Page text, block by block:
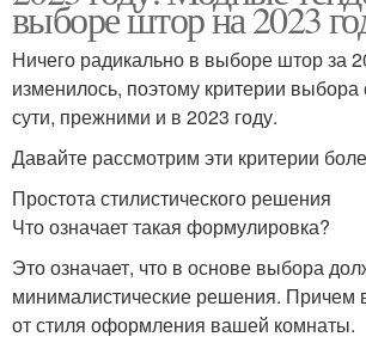
выборе штор на 2023
Ничего радикально в выборе штор за
изменилось, поэтому критерии выбора
сути, прежними и в 2023 году.
Давайте рассмотрим эти критерии
Простота стилистического решения
Что означает такая формулировка?
Это означает, что в основе выбора
минималистические решения. Причем
от стиля оформления вашей комнаты.